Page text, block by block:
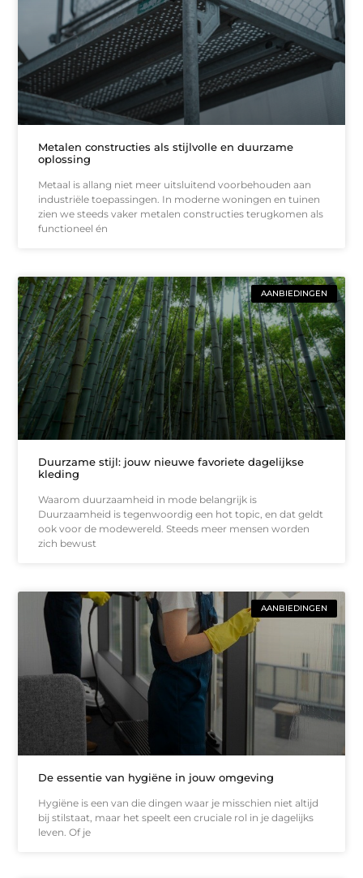
Metalen constructies als stijlvolle en duurzame
oplossing
Metaal is allang niet meer uitsluitend voorbehouden aan
industriële toepassingen. In moderne woningen en tuinen
zien we steeds vaker metalen constructies terugkomen als
functioneel én
AANBIEDINGEN
Duurzame stijl: jouw nieuwe favoriete dagelijkse
kleding
Waarom duurzaamheid in mode belangrijk is
Duurzaamheid is tegenwoordig een hot topic, en dat geldt
ook voor de modewereld. Steeds meer mensen worden
zich bewust
AANBIEDINGEN
De essentie van hygiëne in jouw omgeving
Hygiëne is een van die dingen waar je misschien niet altijd
bij stilstaat, maar het speelt een cruciale rol in je dagelijks
leven. Of je